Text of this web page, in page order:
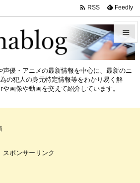



 RSS Feedly
優・アニメの最新情報を中心に、最新のニ
の犯人の身元特定情報等をわかり易く解
画像や動画を交えて紹介しています。
スポンサーリンク